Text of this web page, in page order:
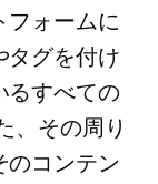
フォームに
タグを付け
るすべての
、その周り
のコンテン